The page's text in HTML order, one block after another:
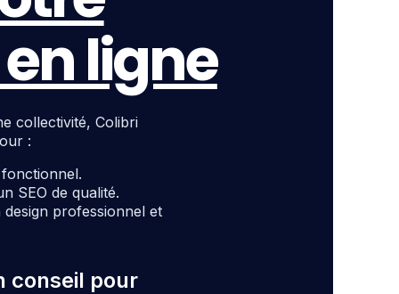
ligne
collectivité, Colibri
:
SEO de qualité.
professionnel et
conseil pour